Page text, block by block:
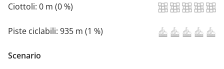
Ciottoli: 0 m (0 %)
Piste ciclabili: 935 m (1 %)
Scenario